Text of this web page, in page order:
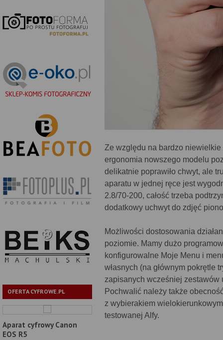
OFERTA CYFROWE.PL
Aparat cyfrowy Canon
EOS R5
Ze względu na bardzo
ergonomia nowszego modelu
delikatnie poprawiło chwyt, ale
aparatu w jednej ręce jest
2.8/70-200, całość trzeba
dodatkowy uchwyt do zdjęć
Możliwości dostosowania
poziomie. Mamy dużo
konfigurowalne Moje Menu i
własnych (na głównym pokrętle
zapisanych wcześniej zestawów
Pochwalić należy także
z wybierakiem
testowanej Alfy.